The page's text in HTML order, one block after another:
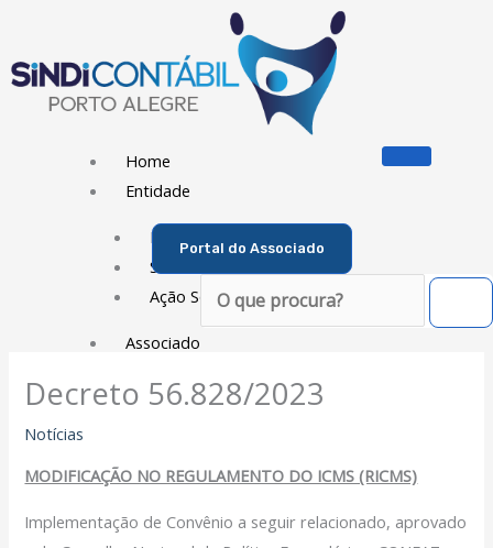
conteúdo
Home
Entidade
Diretoria
Sede Social
Ação Social
Associado
Porque ser um Associado
Dissídios e Convenções de Trabalho
Portal do Associado
Pesquisar
Decreto 56.828/2023
Notícias
MODIFICAÇÃO NO REGULAMENTO DO ICMS (RICMS)
Implementação de Convênio a seguir relacionado, aprovado